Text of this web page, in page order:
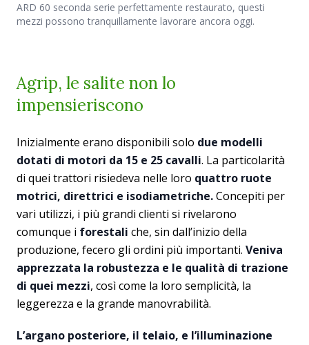
ARD 60 seconda serie perfettamente restaurato, questi
mezzi possono tranquillamente lavorare ancora oggi.
Agrip, le salite non lo
impensieriscono
Inizialmente erano disponibili solo due modelli
dotati di motori da 15 e 25 cavalli. La particolarità
di quei trattori risiedeva nelle loro quattro ruote
motrici, direttrici e isodiametriche.Concepiti per
vari utilizzi, i più grandi clienti si rivelarono
comunque i forestali che, sin dall’inizio della
produzione, fecero gli ordini più importanti. Veniva
apprezzata la robustezza e le qualità di trazione
di quei mezzi, così come la loro semplicità, la
leggerezza e la grande manovrabilità.
L’argano posteriore, il telaio, e l’illuminazione